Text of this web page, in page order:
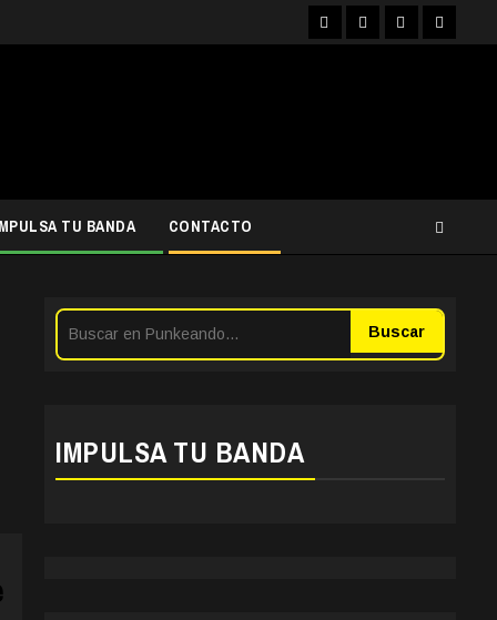
FacebookInstagram
YouTubeTwitter
TU BANDA CONTACTO
Buscar
IMPULSA TU BANDA